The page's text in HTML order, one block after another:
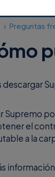
Preguntas
descargar
Supremo
el
a la